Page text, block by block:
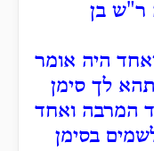
ר"ש בן
היה אומר
לך סימן
המרבה ואחד
בסימן